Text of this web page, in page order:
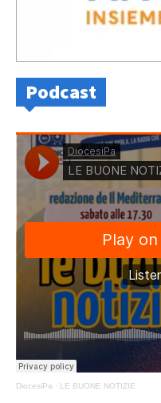
Podcast
DiocesiPa · LE BUONE NOTIZIE